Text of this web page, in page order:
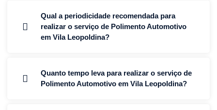
Qual a periodicidade recomendada para
realizar o serviço de Polimento Automotivo
em Vila Leopoldina?
Quanto tempo leva para realizar o serviço de
Polimento Automotivo em Vila Leopoldina?